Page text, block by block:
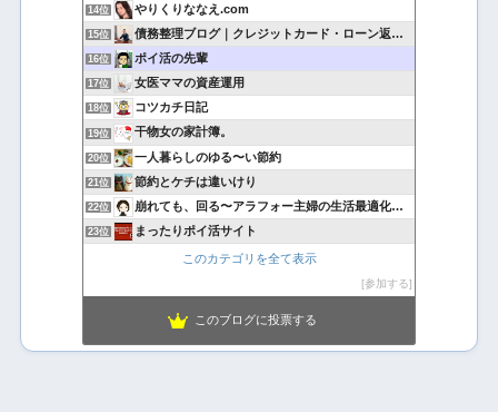
14位 やりくりななえ.com
15位 債務整理ブログ｜クレジットカード・ローン返済で悩んでいる方へ
16位 ポイ活の先輩
17位 女医ママの資産運用
18位 コツカチ日記
19位 干物女の家計簿。
20位 一人暮らしのゆる〜い節約
21位 節約とケチは違いけり
22位 崩れても、回る〜アラフォー主婦の生活最適化日記
23位 まったりポイ活サイト
このカテゴリを全て表示
参加する
このブログに投票する